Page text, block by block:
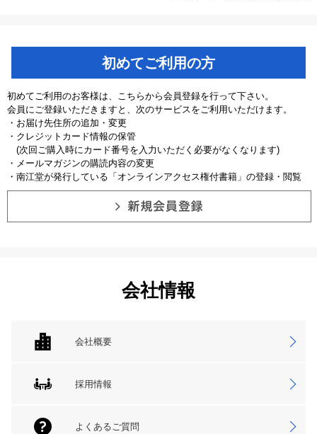
初めてご利用の方
初めてご利用のお客様は、こちらから会員登録を行って下さい。
会員にご登録いただきますと、次のサービスをご利用いただけます。
・お届け先住所の追加・変更
・クレジットカード情報の保管
(次回ご購入時にカード番号を入力いただく必要がなくなります)
・メールマガジンの購読内容の変更
・南江堂が発行している「オンラインアクセス権付書籍」の登録・閲覧
会社情報
会社概要
採用情報
よくあるご質問